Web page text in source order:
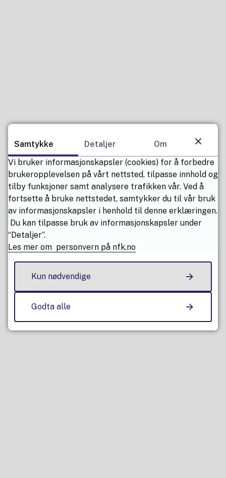
Samtykke Detaljer
Om
Vi bruker informasjonskapsler (cookies) for å forbedre
brukeropplevelsen på vårt nettsted, tilpasse innhold og
tilby funksjoner samt analysere trafikken vår. Ved å
fortsette å bruke nettstedet, samtykker du til vår bruk
av informasjonskapsler i henhold til denne erklæringen.
Du kan tilpasse bruk av informasjonskapsler under
“Detaljer”.
Les mer om personvern på nfk.no
Kun nødvendige
Godta alle